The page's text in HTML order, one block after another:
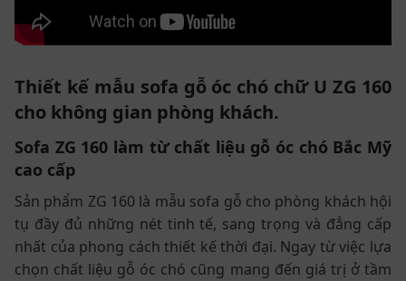
Thiết kế mẫu sofa gỗ óc chó chữ U ZG 160
cho không gian phòng khách.
Sofa ZG 160 làm từ chất liệu gỗ óc chó Bắc Mỹ
cao cấp
Sản phẩm ZG 160 là mẫu sofa gỗ cho phòng khách hội
tụ đầy đủ những nét tinh tế, sang trọng và đẳng cấp
nhất của phong cách thiết kế thời đại. Ngay từ việc lựa
chọn chất liệu gỗ óc chó cũng mang đến giá trị ở tầm